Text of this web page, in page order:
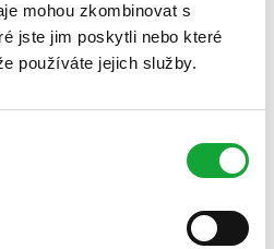
mohou zkombinovat s
jste jim poskytli nebo které
používáte jejich služby.